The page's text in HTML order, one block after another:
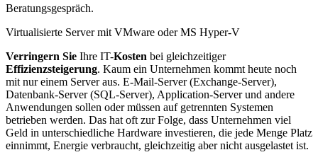
Beratungsgespräch.
Virtualisierte Server mit VMware oder MS Hyper-V
Verringern Sie Ihre IT-Kosten bei gleichzeitiger
Effizienzsteigerung. Kaum ein Unternehmen kommt heute noch
mit nur einem Server aus. E-Mail-Server (Exchange-Server),
Datenbank-Server (SQL-Server), Application-Server und andere
Anwendungen sollen oder müssen auf getrennten Systemen
betrieben werden. Das hat oft zur Folge, dass Unternehmen viel
Geld in unterschiedliche Hardware investieren, die jede Menge Platz
einnimmt, Energie verbraucht, gleichzeitig aber nicht ausgelastet ist.